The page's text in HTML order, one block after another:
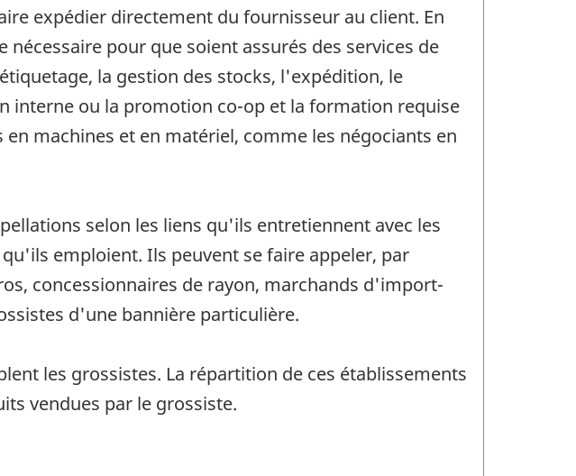
expédier directement du fournisseur au client. En
pour que soient assurés des services de
la gestion des stocks, l'expédition, le
interne ou la promotion co-op et la formation requise
machines et en matériel, comme les négociants en
selon les liens qu'ils entretiennent avec les
emploient. Ils peuvent se faire appeler, par
concessionnaires de rayon, marchands d'import-
d'une bannière particulière.
les grossistes. La répartition de ces établissements
vendues par le grossiste.